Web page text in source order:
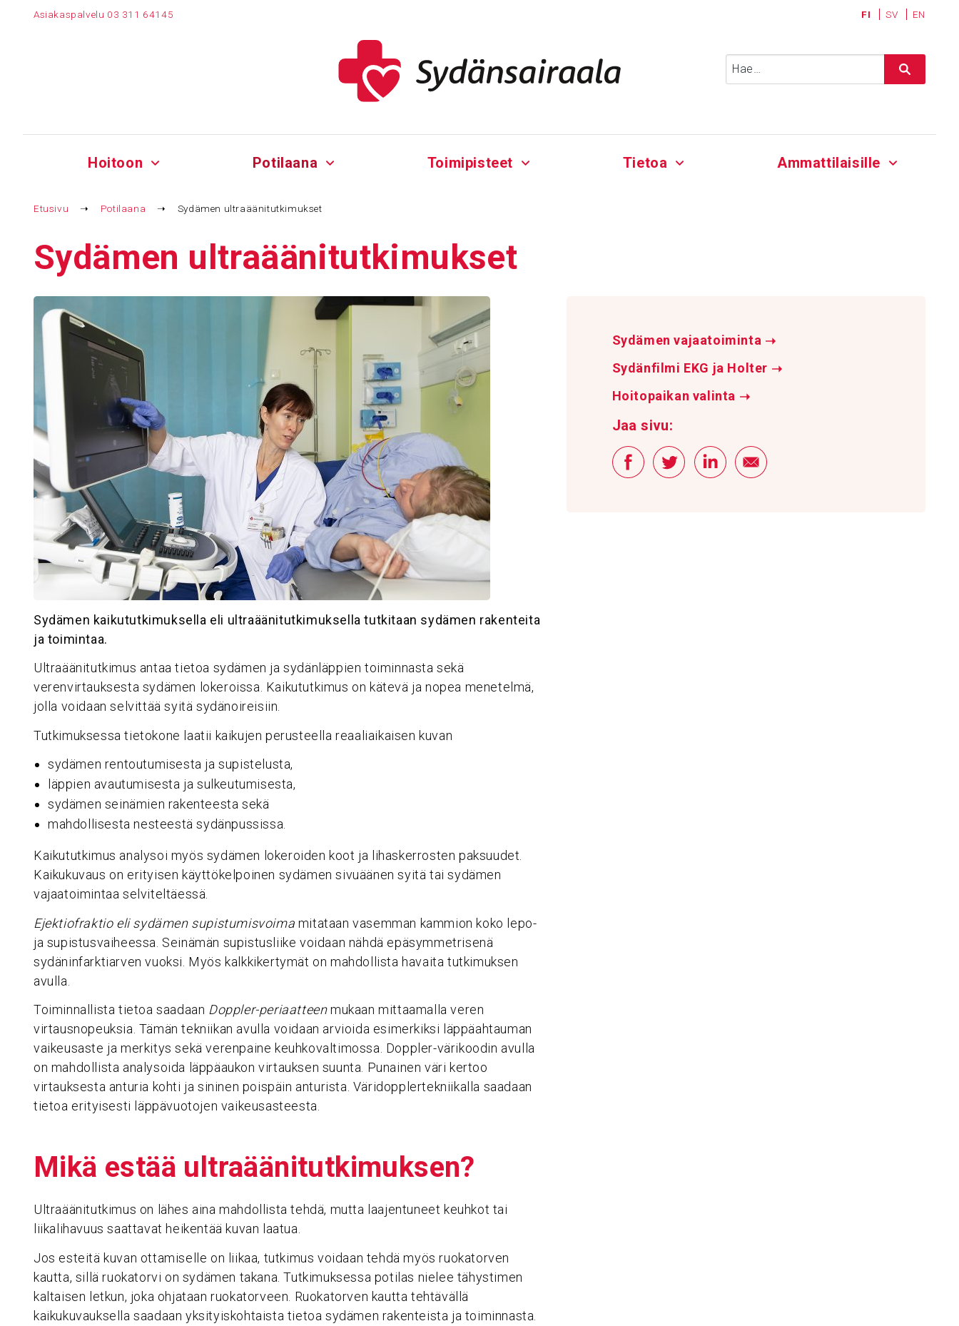
Asiakaspalvelu 03 311 64145 FI SV EN
Hoitoon Potilaana Toimipisteet Tietoa Ammattilaisille
Etusivu ➝ Potilaana ➝ Sydämen ultraäänitutkimukset
Sydämen ultra­ää­ni­tut­ki­mukset
Sydämen kaikututkimuksella eli ultraäänitutkimuksella tutkitaan sydämen rakenteita
ja toimintaa.
Ultraäänitutkimus antaa tietoa sydämen ja sydänläppien toiminnasta sekä
verenvirtauksesta sydämen lokeroissa. Kaikututkimus on kätevä ja nopea menetelmä,
jolla voidaan selvittää syitä sydänoireisiin.
Tutkimuksessa tietokone laatii kaikujen perusteella reaaliaikaisen kuvan
sydämen rentoutumisesta ja supistelusta,
läppien avautumisesta ja sulkeutumisesta,
sydämen seinämien rakenteesta sekä
mahdollisesta nesteestä sydänpussissa.
Kaikututkimus analysoi myös sydämen lokeroiden koot ja lihaskerrosten paksuudet.
Kaikukuvaus on erityisen käyttökelpoinen sydämen sivuäänen syitä tai sydämen
vajaatoimintaa selviteltäessä.
Ejektiofraktio eli sydämen supistumisvoima mitataan vasemman kammion koko lepo-
ja supistusvaiheessa. Seinämän supistusliike voidaan nähdä epäsymmetrisenä
sydäninfarktiarven vuoksi. Myös kalkkikertymät on mahdollista havaita tutkimuksen
avulla.
Toiminnallista tietoa saadaan Doppler-periaatteenmukaan mittaamalla veren
virtausnopeuksia. Tämän tekniikan avulla voidaan arvioida esimerkiksi läppäahtauman
vaikeusaste ja merkitys sekä verenpaine keuhkovaltimossa. Doppler-värikoodin avulla
on mahdollista analysoida läppäaukon virtauksen suunta. Punainen väri kertoo
virtauksesta anturia kohti ja sininen poispäin anturista. Väridopplertekniikalla saadaan
tietoa erityisesti läppävuotojen vaikeusasteesta.
Mikä estää ultra­ää­ni­tut­ki­muksen?
Ultraäänitutkimus on lähes aina mahdollista tehdä, mutta laajentuneet keuhkot tai
liikalihavuus saattavat heikentää kuvan laatua.
Jos esteitä kuvan ottamiselle on liikaa, tutkimus voidaan tehdä myös ruokatorven
kautta, sillä ruokatorvi on sydämen takana. Tutkimuksessa potilas nielee tähystimen
kaltaisen letkun, joka ohjataan ruokatorveen. Ruokatorven kautta tehtävällä
kaikukuvauksella saadaan yksityiskohtaista tietoa sydämen rakenteista ja toiminnasta.
Sydämen vajaatoiminta ➝
Sydänfilmi EKG ja Holter ➝
Hoitopaikan valinta ➝
Jaa sivu: